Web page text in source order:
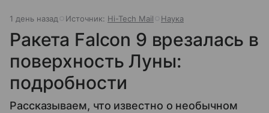
1 день назад Источник: Hi-Tech Mail Наука
Ракета Falcon 9 врезалась в
поверхность Луны:
подробности
Рассказываем, что известно о необычном